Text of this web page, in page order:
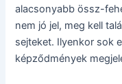
alacsonyabb össz-
nem jó jel, meg kell
sejteket. Ilyenkor sok
képződmények